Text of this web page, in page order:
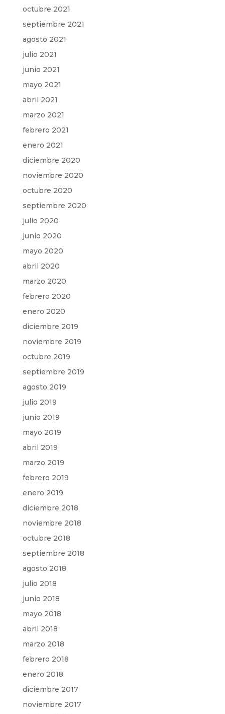
octubre 2021
septiembre 2021
agosto 2021
julio 2021
junio 2021
mayo 2021
abril 2021
marzo 2021
febrero 2021
enero 2021
diciembre 2020
noviembre 2020
octubre 2020
septiembre 2020
julio 2020
junio 2020
mayo 2020
abril 2020
marzo 2020
febrero 2020
enero 2020
diciembre 2019
noviembre 2019
octubre 2019
septiembre 2019
agosto 2019
julio 2019
junio 2019
mayo 2019
abril 2019
marzo 2019
febrero 2019
enero 2019
diciembre 2018
noviembre 2018
octubre 2018
septiembre 2018
agosto 2018
julio 2018
junio 2018
mayo 2018
abril 2018
marzo 2018
febrero 2018
enero 2018
diciembre 2017
noviembre 2017